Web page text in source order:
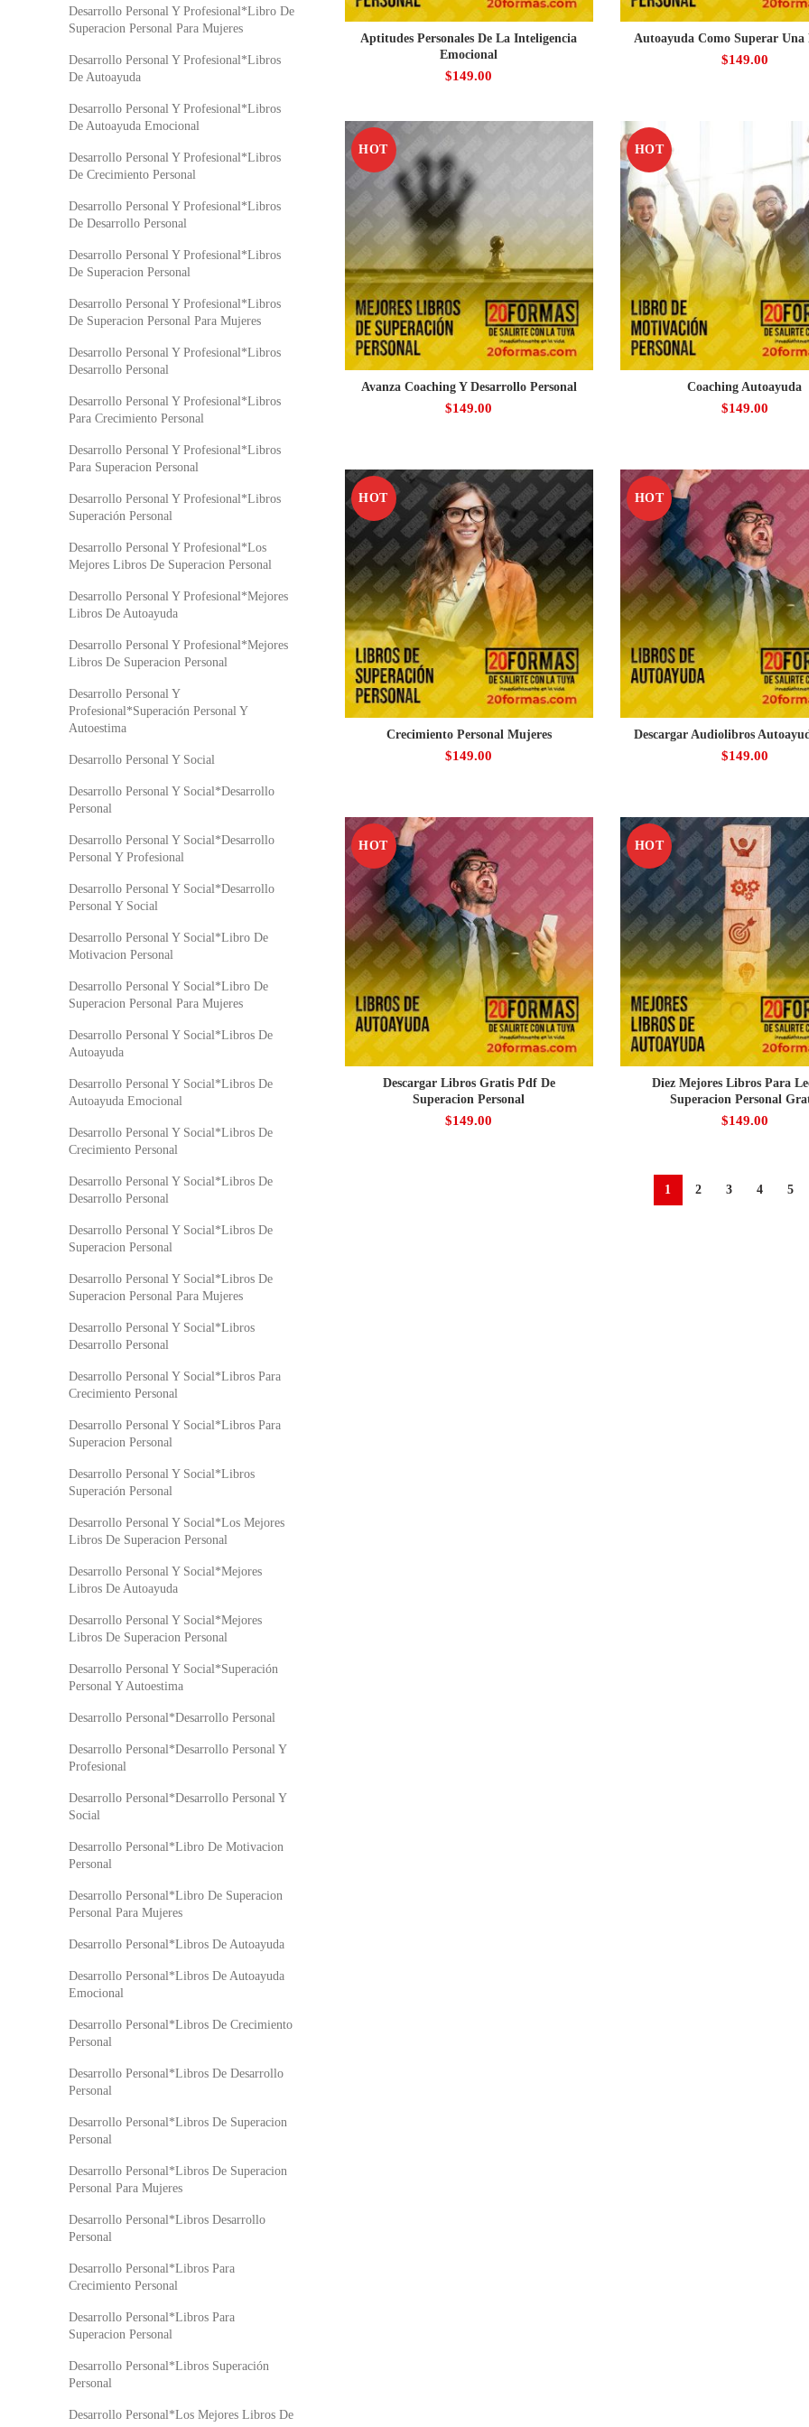
Aptitudes Personales De La Inteligencia
Emocional
$149.00
Autoayuda Como Superar
$149.00
HOT
Avanza Coaching Y Desarrollo Personal
$149.00
HOT
Coaching Autoayuda
$149.00
HOT
Crecimiento Personal Mujeres
$149.00
HOT
Descargar Audiolibros
$149.00
HOT
Descargar Libros Gratis Pdf De
Superacion Personal
$149.00
HOT
Diez Mejores Libros Para
Superacion Personal
$149.00
1 2 3 4 5
Desarrollo Personal Y Profesional*Libro De
Superacion Personal Para Mujeres
Desarrollo Personal Y Profesional*Libros
De Autoayuda
Desarrollo Personal Y Profesional*Libros
De Autoayuda Emocional
Desarrollo Personal Y Profesional*Libros
De Crecimiento Personal
Desarrollo Personal Y Profesional*Libros
De Desarrollo Personal
Desarrollo Personal Y Profesional*Libros
De Superacion Personal
Desarrollo Personal Y Profesional*Libros
De Superacion Personal Para Mujeres
Desarrollo Personal Y Profesional*Libros
Desarrollo Personal
Desarrollo Personal Y Profesional*Libros
Para Crecimiento Personal
Desarrollo Personal Y Profesional*Libros
Para Superacion Personal
Desarrollo Personal Y Profesional*Libros
Superación Personal
Desarrollo Personal Y Profesional*Los
Mejores Libros De Superacion Personal
Desarrollo Personal Y Profesional*Mejores
Libros De Autoayuda
Desarrollo Personal Y Profesional*Mejores
Libros De Superacion Personal
Desarrollo Personal Y
Profesional*Superación Personal Y
Autoestima
Desarrollo Personal Y Social
Desarrollo Personal Y Social*Desarrollo
Personal
Desarrollo Personal Y Social*Desarrollo
Personal Y Profesional
Desarrollo Personal Y Social*Desarrollo
Personal Y Social
Desarrollo Personal Y Social*Libro De
Motivacion Personal
Desarrollo Personal Y Social*Libro De
Superacion Personal Para Mujeres
Desarrollo Personal Y Social*Libros De
Autoayuda
Desarrollo Personal Y Social*Libros De
Autoayuda Emocional
Desarrollo Personal Y Social*Libros De
Crecimiento Personal
Desarrollo Personal Y Social*Libros De
Desarrollo Personal
Desarrollo Personal Y Social*Libros De
Superacion Personal
Desarrollo Personal Y Social*Libros De
Superacion Personal Para Mujeres
Desarrollo Personal Y Social*Libros
Desarrollo Personal
Desarrollo Personal Y Social*Libros Para
Crecimiento Personal
Desarrollo Personal Y Social*Libros Para
Superacion Personal
Desarrollo Personal Y Social*Libros
Superación Personal
Desarrollo Personal Y Social*Los Mejores
Libros De Superacion Personal
Desarrollo Personal Y Social*Mejores
Libros De Autoayuda
Desarrollo Personal Y Social*Mejores
Libros De Superacion Personal
Desarrollo Personal Y Social*Superación
Personal Y Autoestima
Desarrollo Personal*Desarrollo Personal
Desarrollo Personal*Desarrollo Personal Y
Profesional
Desarrollo Personal*Desarrollo Personal Y
Social
Desarrollo Personal*Libro De Motivacion
Personal
Desarrollo Personal*Libro De Superacion
Personal Para Mujeres
Desarrollo Personal*Libros De Autoayuda
Desarrollo Personal*Libros De Autoayuda
Emocional
Desarrollo Personal*Libros De Crecimiento
Personal
Desarrollo Personal*Libros De Desarrollo
Personal
Desarrollo Personal*Libros De Superacion
Personal
Desarrollo Personal*Libros De Superacion
Personal Para Mujeres
Desarrollo Personal*Libros Desarrollo
Personal
Desarrollo Personal*Libros Para
Crecimiento Personal
Desarrollo Personal*Libros Para
Superacion Personal
Desarrollo Personal*Libros Superación
Personal
Desarrollo Personal*Los Mejores Libros De